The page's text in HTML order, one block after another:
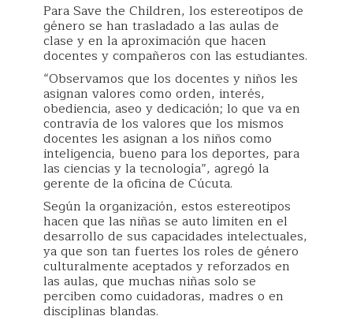
Para Save the Children, los estereotipos de
género se han trasladado a las aulas de
clase y en la aproximación que hacen
docentes y compañeros con las estudiantes.
“Observamos que los docentes y niños les
asignan valores como orden, interés,
obediencia, aseo y dedicación; lo que va en
contravía de los valores que los mismos
docentes les asignan a los niños como
inteligencia, bueno para los deportes, para
las ciencias y la tecnología”, agregó la
gerente de la oficina de Cúcuta.
Según la organización, estos estereotipos
hacen que las niñas se auto limiten en el
desarrollo de sus capacidades intelectuales,
ya que son tan fuertes los roles de género
culturalmente aceptados y reforzados en
las aulas, que muchas niñas solo se
perciben como cuidadoras, madres o en
disciplinas blandas.